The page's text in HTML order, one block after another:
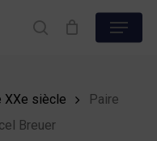
search
Menu
XXe siècle
Paire
Breuer